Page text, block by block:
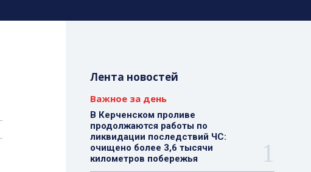
Лента новостей
Важное за день
В Керченском проливе
продолжаются работы по
ликвидации последствий ЧС:
очищено более 3,6 тысячи
километров побережья